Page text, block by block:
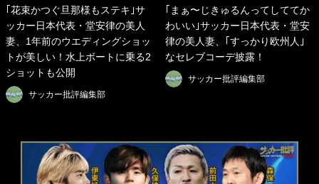
｢花束かつぐ旦那様もステキ｣サ
ッカー日本代表・堂安律の美人
妻、1年前のウエディングショッ
トが美しい！水上ボートに乗る2
ショットも公開
サッカー批評編集部
｢まぁ〜じきゅるんってしててか
わいい｣サッカー日本代表・堂安
律の美人妻、｢すっかり欧州人｣
なセレブコーデ披露！
サッカー批評編集部